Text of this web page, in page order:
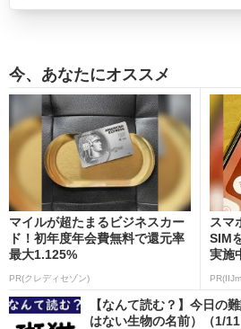
今、あなたにオススメ
マイルが超たまるビジネスカー
ド！初年度年会費無料で還元率
最大1.125%
PR(クレディセゾン)
スマ
SIM
実施
【なんて読む？】今日の
はない生物の名前）（1/